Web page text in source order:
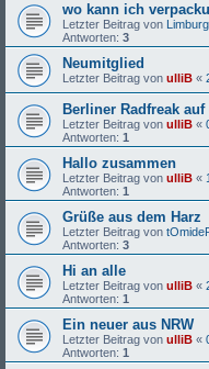
wo kann ich
Letzter Beitrag von
Antworten: 3
Neumitglied
Letzter Beitrag von ulliB «
Berliner Radfreak
Letzter Beitrag von ulliB «
Antworten: 1
Hallo zusammen
Letzter Beitrag von ulliB «
Antworten: 1
Grüße aus dem Harz
Letzter Beitrag von
Antworten: 3
Hi an alle
Letzter Beitrag von ulliB «
Antworten: 1
Ein neuer aus NRW
Letzter Beitrag von ulliB «
Antworten: 1